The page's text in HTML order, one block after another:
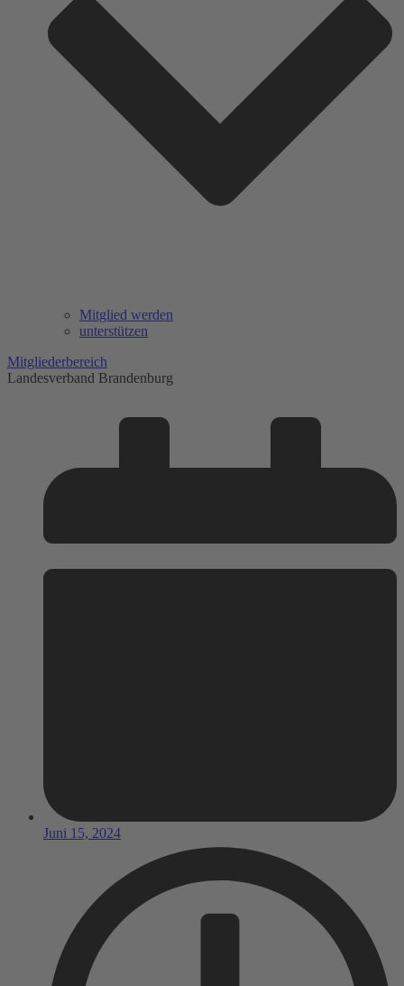
Mitglied werden
unterstützen
Mitgliederbereich
Landesverband Brandenburg
Juni 15, 2024